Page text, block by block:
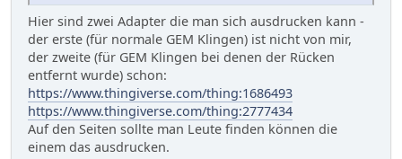
Hier sind zwei Adapter die man sich ausdrucken kann -
der erste (für normale GEM Klingen) ist nicht von mir,
der zweite (für GEM Klingen bei denen der Rücken
entfernt wurde) schon:
https://www.thingiverse.com/thing:1686493
https://www.thingiverse.com/thing:2777434
Auf den Seiten sollte man Leute finden können die
einem das ausdrucken.